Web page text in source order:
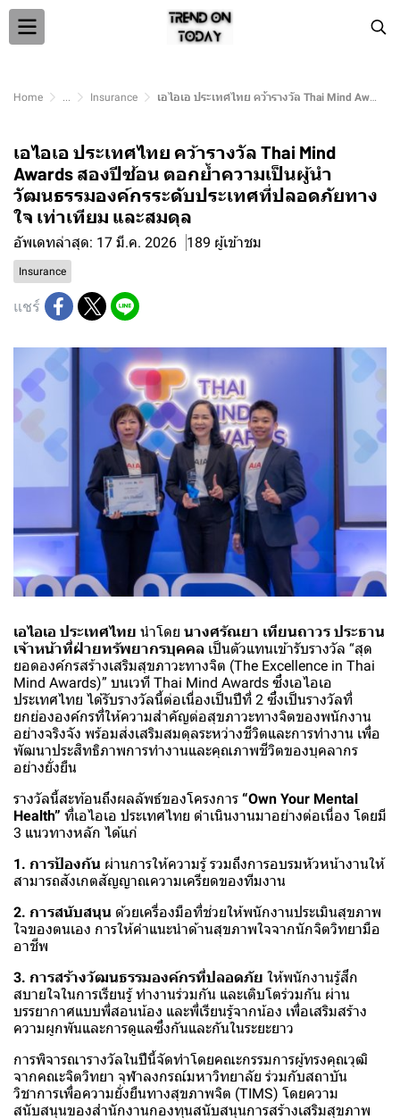
Home ... Insurance เอไอเอ ประเทศไทย คว้ารางวัล Thai Mind Awards สองปีซ้อน ตอกย้ำความเป็นผู้นำวัฒนธรรมองค์กรระดับประเทศที่ปลอดภัยทางใจ เท่าเทียม และสมดุล
เอไอเอ ประเทศไทย คว้ารางวัล Thai Mind
Awards สองปีซ้อน ตอกย้ำความเป็นผู้นำ
วัฒนธรรมองค์กรระดับประเทศที่ปลอดภัยทาง
ใจ เท่าเทียม และสมดุล
อัพเดทล่าสุด: 17 มี.ค. 2026 189 ผู้เข้าชม
Insurance
แชร์
เอไอเอ ประเทศไทย นำโดย นางศรัณยา เทียนถาวร ประธาน
เจ้าหน้าที่ฝ่ายทรัพยากรบุคคล เป็นตัวแทนเข้ารับรางวัล “สุด
ยอดองค์กรสร้างเสริมสุขภาวะทางจิต (The Excellence in Thai
Mind Awards)” บนเวที Thai Mind Awards ซึ่งเอไอเอ
ประเทศไทย ได้รับรางวัลนี้ต่อเนื่องเป็นปีที่ 2 ซึ่งเป็นรางวัลที่
ยกย่ององค์กรที่ให้ความสำคัญต่อสุขภาวะทางจิตของพนักงาน
อย่างจริงจัง พร้อมส่งเสริมสมดุลระหว่างชีวิตและการทำงาน เพื่อ
พัฒนาประสิทธิภาพการทำงานและคุณภาพชีวิตของบุคลากร
อย่างยั่งยืน
รางวัลนี้สะท้อนถึงผลลัพธ์ของโครงการ “Own Your Mental
Health” ที่เอไอเอ ประเทศไทย ดำเนินงานมาอย่างต่อเนื่อง โดยมี
3 แนวทางหลัก ได้แก่
1. การป้องกัน ผ่านการให้ความรู้ รวมถึงการอบรมหัวหน้างานให้
สามารถสังเกตสัญญาณความเครียดของทีมงาน
2. การสนับสนุน ด้วยเครื่องมือที่ช่วยให้พนักงานประเมินสุขภาพ
ใจของตนเอง การให้คำแนะนำด้านสุขภาพใจจากนักจิตวิทยามือ
อาชีพ
3. การสร้างวัฒนธรรมองค์กรที่ปลอดภัย ให้พนักงานรู้สึก
สบายใจในการเรียนรู้ ทำงานร่วมกัน และเติบโตร่วมกัน ผ่าน
บรรยากาศแบบพี่สอนน้อง และพี่เรียนรู้จากน้อง เพื่อเสริมสร้าง
ความผูกพันและการดูแลซึ่งกันและกันในระยะยาว
การพิจารณารางวัลในปีนี้จัดทำโดยคณะกรรมการผู้ทรงคุณวุฒิ
จากคณะจิตวิทยา จุฬาลงกรณ์มหาวิทยาลัย ร่วมกับสถาบัน
วิชาการเพื่อความยั่งยืนทางสุขภาพจิต (TIMS) โดยความ
สนับสนุนของสำนักงานกองทุนสนับสนุนการสร้างเสริมสุขภาพ